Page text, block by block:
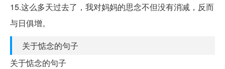
15.这么多天过去了，我对妈妈的思念不但没有消减，反而
与日俱增。
关于惦念的句子
关于惦念的句子